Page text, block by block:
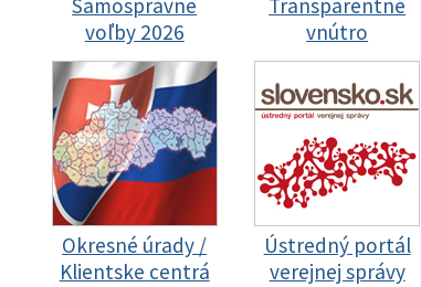
Samosprávne
voľby 2026
Transparentné
vnútro
Okresné úrady /
Klientske centrá
Ústredný portál
verejnej správy